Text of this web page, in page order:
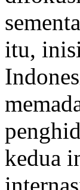
itu,
kedua